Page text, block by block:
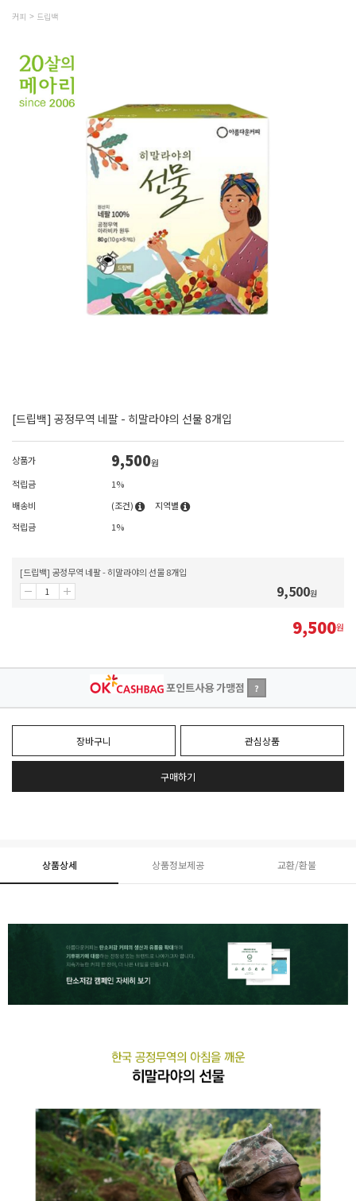
커피 드립백
[드립백] 공정무역 네팔 - 히말라야의 선물 8개입
상품가 9,500원
적립금
1%
배송비
(조건)
지역별
적립금
1%
[드립백] 공정무역 네팔 - 히말라야의 선물 8개입
9,500원
9,500원
포인트사용 가맹점 ?
장바구니 관심상품
구매하기
상품상세 상품정보제공 교환/환불